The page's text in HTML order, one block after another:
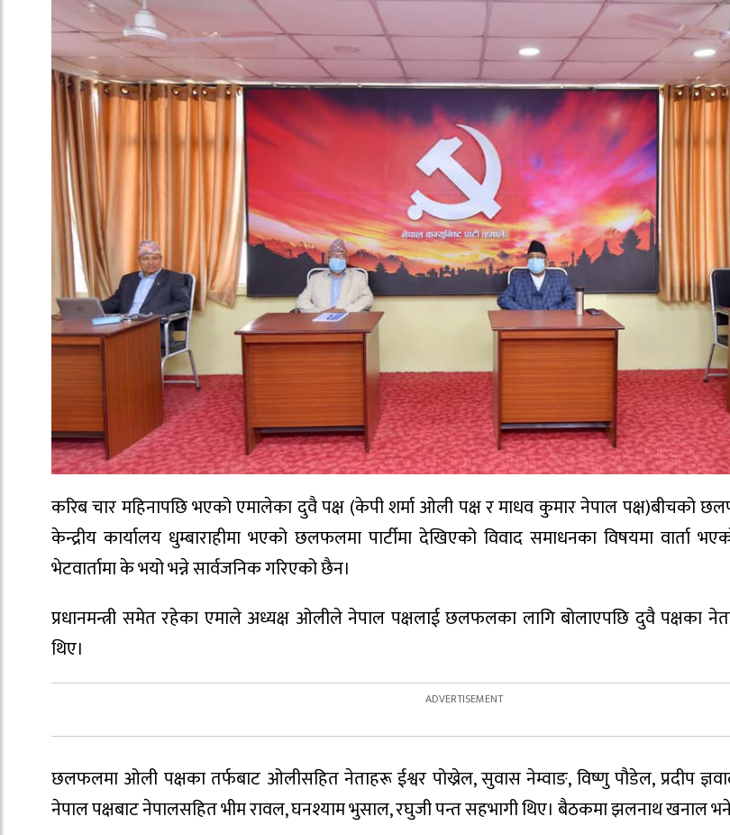
करिब चार महिनापछि भएको एमालेका दुवै पक्ष (केपी शर्मा ओली पक्ष र माधव कुमार नेपाल पक्ष)बीचको
केन्द्रीय कार्यालय धुम्बाराहीमा भएको छलफलमा पार्टीमा देखिएको विवाद समाधनका विषयमा वार्ता
भेटवार्तामा के भयो भन्ने सार्वजनिक गरिएको छैन।
प्रधानमन्त्री समेत रहेका एमाले अध्यक्ष ओलीले नेपाल पक्षलाई छलफलका लागि बोलाएपछि दुवै पक्षका
थिए।
छलफलमा ओली पक्षका तर्फबाट ओलीसहित नेताहरू ईश्वर पोख्रेल, सुवास नेम्वाङ, विष्णु पौडेल, प्रदीप
नेपाल पक्षबाट नेपालसहित भीम रावल, घनश्याम भुसाल, रघुजी पन्त सहभागी थिए। बैठकमा झलनाथ खनाल